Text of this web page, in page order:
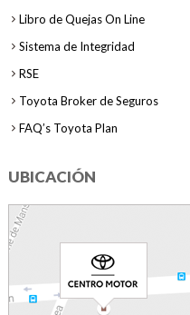
Libro de Quejas On Line
Sistema de Integridad
RSE
Toyota Broker de Seguros
FAQ’s Toyota Plan
UBICACIÓN